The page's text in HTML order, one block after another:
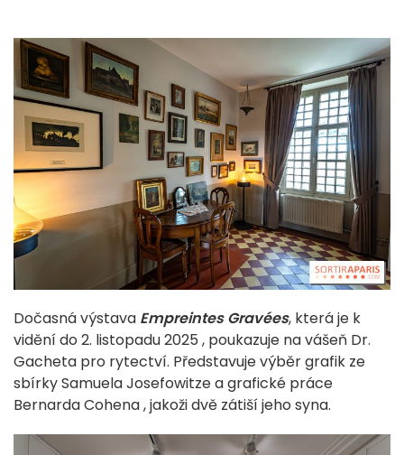
Dočasnávýstava EmpreintesGravées, kteráje k
viděnído 2. listopadu 2025 , poukazuje navášeň Dr.
Gacheta pro rytectví. Představujevýběrgrafik ze
sbírkySamuelaJosefowitzeagrafické práce
BernardaCohena,jakožidvě zátišíjeho syna.